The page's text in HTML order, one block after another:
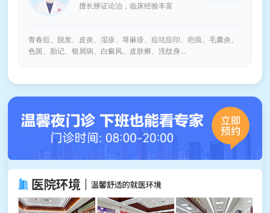
擅长辨证论治，临床经验丰富
青春痘、脱发、皮炎、湿疹、荨麻疹、痘坑痘印、疤痕、毛囊炎、
色斑、胎记、银屑病、白癜风、皮肤癣、洗纹身...